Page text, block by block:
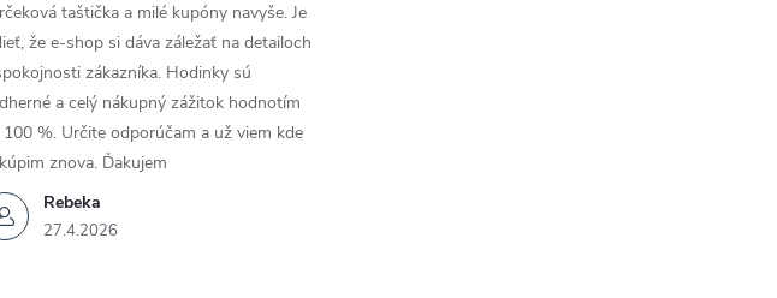
Rebeka
27.4.2026
taštička a milé kupóny navyše. Je
že e-shop si dáva záležať na detailoch
zákazníka. Hodinky sú
a celý nákupný zážitok hodnotím
100 %. Určite odporúčam a už viem kde
znova. Ďakujem